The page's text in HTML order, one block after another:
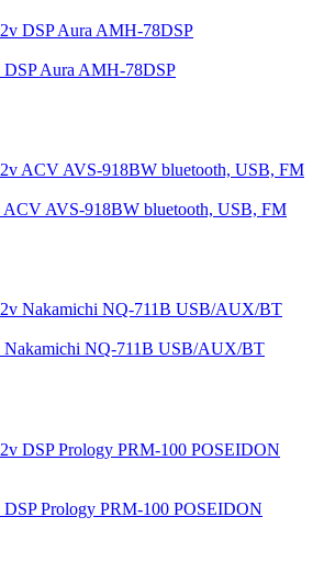
DSP Aura AMH-78DSP
ACV AVS-918BW bluetooth, USB, FM
Nakamichi NQ-711B USB/AUX/BT
DSP Prology PRM-100 POSEIDON